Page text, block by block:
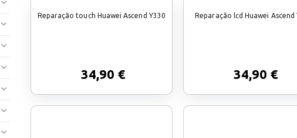
Reparação touch Huawei Ascend Y330
34,90 €
Reparação lcd Huawei Ascend
34,90 €